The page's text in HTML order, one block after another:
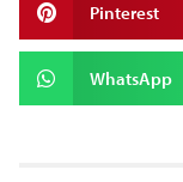
Pinterest
WhatsApp